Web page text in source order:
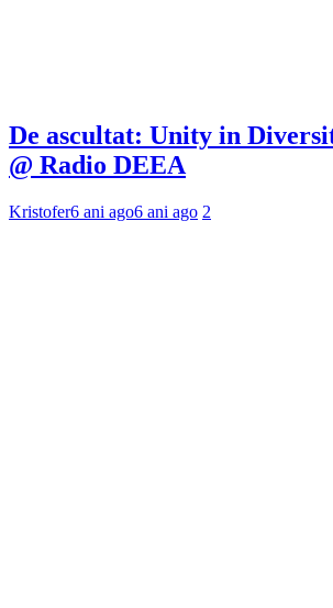
De ascultat: Unity in
@ Radio DEEA
Kristofer6 ani ago6 ani ago 2